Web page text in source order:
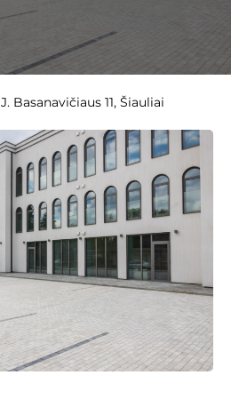
J. Basanavičiaus 11, Šiauliai